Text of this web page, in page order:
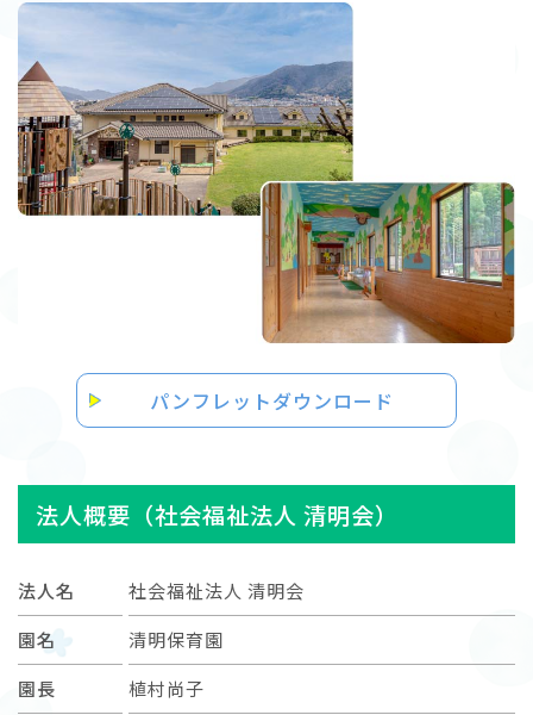
パンフレットダウンロード
法人概要（社会福祉法人 清明会）
法人名
社会福祉法人 清明会
園名
清明保育園
園長
植村尚子